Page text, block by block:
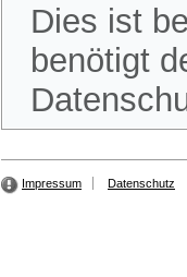
Dies ist
benötigt
Impressum Datenschutz